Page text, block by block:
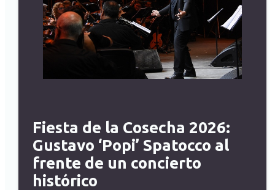
Fiesta de la Cosecha 2026:
Gustavo ‘Popi’ Spatocco al
frente de un concierto
histórico